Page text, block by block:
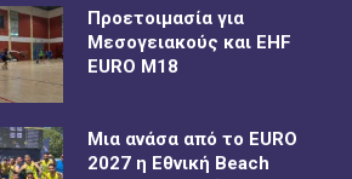
Προετοιμασία για
Μεσογειακούς και EHF
EURO M18
Μια ανάσα από το EURO
2027 η Εθνική Beach